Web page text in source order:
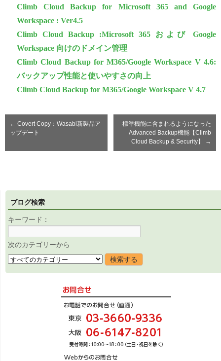
Climb Cloud Backup for Microsoft 365 and Google
Workspace : Ver4.5
Climb Cloud Backup :Microsoft 365 および Google
Workspace 向けのドメイン管理
Climb Cloud Backup for M365/Google Workspace V 4.6:
バックアップ性能と使いやすさの向上
Climb Cloud Backup for M365/Google Workspace V 4.7
← Covert Copy：Wasabi新製品ア
ップデート
標準機能に含まれるようになった
Advanced Backup機能【Climb
Cloud Backup & Security】
→
ブログ検索
キーワード：
次のカテゴリーから